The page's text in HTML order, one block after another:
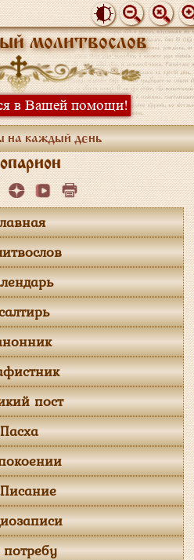
молитвослов
в Вашей помощи!
на каждый день
пост
Пасха